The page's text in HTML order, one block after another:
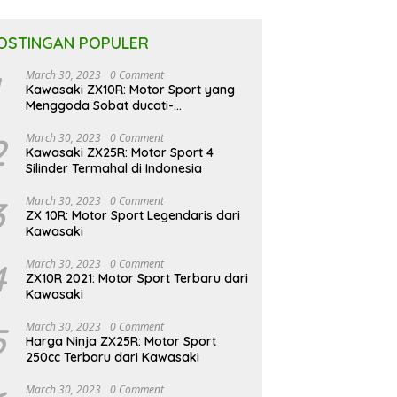
POPULER
March 30, 2023 0 Comment
Kawasaki ZX10R: Motor Sport yang
Menggoda Sobat ducati-
March 30, 2023 0 Comment
Kawasaki ZX25R: Motor Sport 4
Silinder Termahal di Indonesia
March 30, 2023 0 Comment
ZX 10R: Motor Sport Legendaris dari
Kawasaki
March 30, 2023 0 Comment
ZX10R 2021: Motor Sport Terbaru dari
Kawasaki
March 30, 2023 0 Comment
Harga Ninja ZX25R: Motor Sport
250cc Terbaru dari Kawasaki
March 30, 2023 0 Comment